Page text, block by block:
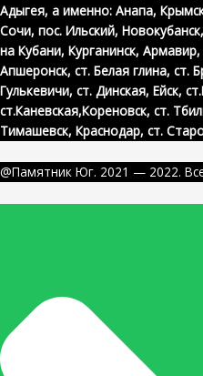
Адыгея, а именно: Анапа,
Сочи, пос. Ильский,
на Кубани, Курганинск,
Апшеронск, ст. Белая глина, ст.
Гулькевичи, ст. Динская, Ейск,
ст.Каневская,Кореновск, ст.
Тимашевск, Краснодар, ст.
@Памятник Юг. 2021 — 2022.